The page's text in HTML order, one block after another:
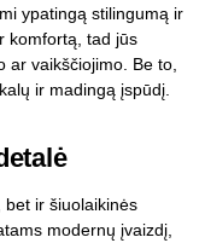
ypatingą stilingumą ir
komfortą, tad jūs
ar vaikščiojimo. Be to,
ir madingą įspūdį.
ir šiuolaikinės
modernų įvaizdį,